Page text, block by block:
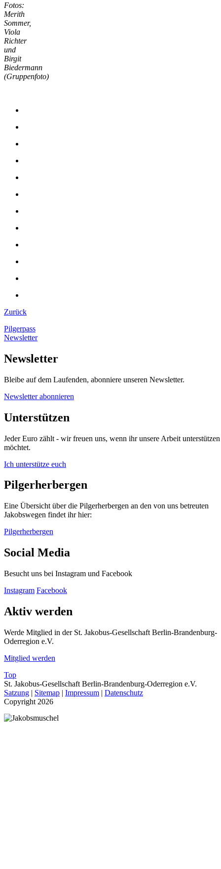
Fotos:
Merith
Sommer,
Viola
Richter
und
Birgit
Biedermann
(Gruppenfoto)
Zurück
Pilgerpass
Newsletter
Newsletter
Bleibe auf dem Laufenden, abonniere unseren Newsletter.
Newsletter abonnieren
Unterstützen
Jeder Euro zählt - wir freuen uns, wenn ihr unsere Arbeit unterstützen
möchtet.
Ich unterstütze euch
Pilgerherbergen
Eine Übersicht über die Pilgerherbergen an den von uns betreuten
Jakobswegen findet ihr hier:
Pilgerherbergen
Social Media
Besucht uns bei Instagram und Facebook
Instagram Facebook
Aktiv werden
Werde Mitglied in der St. Jakobus-Gesellschaft Berlin-Brandenburg-
Oderregion e.V.
Mitglied werden
Top
St. Jakobus-Gesellschaft Berlin-Brandenburg-Oderregion e.V.
Satzung | Sitemap | Impressum | Datenschutz
Copyright 2026